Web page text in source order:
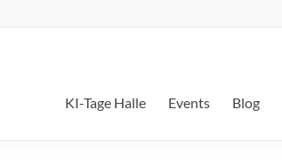
KI-Tage Halle Events Blog